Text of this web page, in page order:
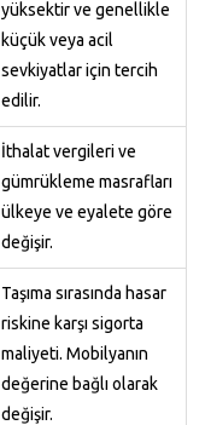
yüksektir ve genellikle
küçük veya acil
sevkiyatlar için tercih
edilir.
İthalat vergileri ve
gümrükleme masrafları
ülkeye ve eyalete göre
değişir.
Taşıma sırasında hasar
riskine karşı sigorta
maliyeti. Mobilyanın
değerine bağlı olarak
değişir.